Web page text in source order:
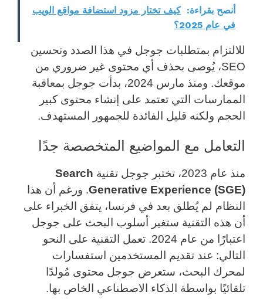
أنصح بقراءة: كيف تختار مزود استضافة مواقع الويب
في عام 2025؟
للالتزام بمتطلبات جوجل في هذا الصدد وتحسين
SEO، يُوصى بحذف أي محتوى غير ضروري من
موقعك. ومنذ مارس 2024، بدأت جوجل بمعاقبة
الممارسات التي تعتمد على إنشاء محتوى كبير
الحجم ولكنه قليل الفائدة للجمهور المستهدف.
التعامل مع المواضيع المتخصصة جدًا
منذ عام 2023، تختبر جوجل تقنية
Search
Generative Experience (SGE). ورغم أن هذا
النظام لم يُطلق بعد في فرنسا، يتفق الخبراء على
أن هذه التقنية ستغير أسلوب البحث على جوجل
اعتبارًا من عام 2024. تعمل التقنية على النحو
التالي: عند تقديم المستخدمين استفسارات
لمحرك البحث، ستعرض جوجل محتوى مُولدًا
تلقائيًا بواسطة الذكاء الاصطناعي الخاص بها.